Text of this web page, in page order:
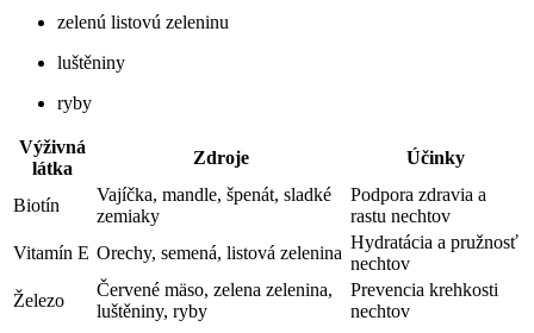
zelenú listovú zeleninu
luštěniny
ryby
Výživná
látka
Zdroje Účinky
Biotín
Vajíčka, mandle, špenát, sladké
zemiaky
Podpora zdravia a
rastu nechtov
Vitamín E Orechy, semená, listová zelenina
Hydratácia a pružnosť
nechtov
Železo
Červené mäso, zelena zelenina,
luštěniny, ryby
Prevencia krehkosti
nechtov